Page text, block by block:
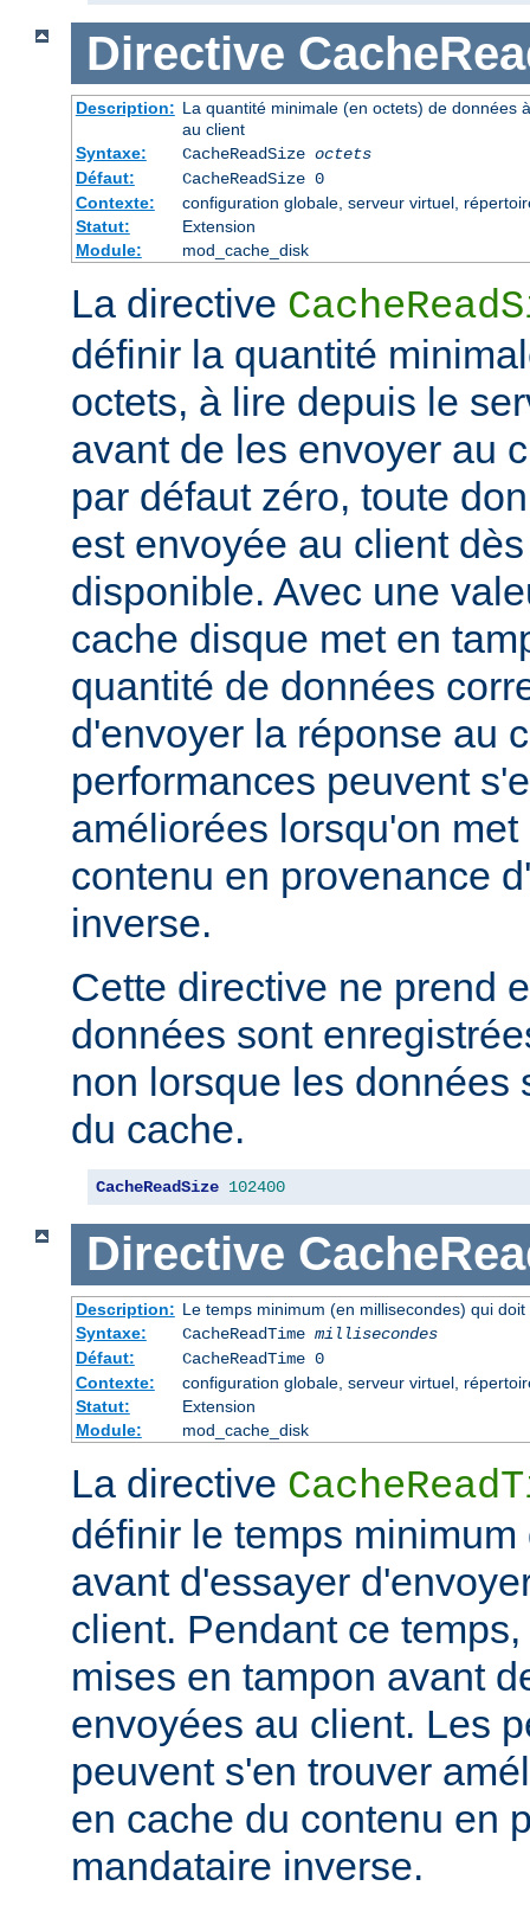
Directive
Description: La quantité minimale (en octets) de données
au client
Syntaxe:
CacheReadSize octets
Défaut:
CacheReadSize 0
Contexte:
configuration globale, serveur virtuel,
Statut:
Extension
Module:
mod_cache_disk
La directive
définir la quantité
octets, à lire depuis le
avant de les envoyer au
par défaut zéro, toute
est envoyée au client
disponible. Avec une
cache disque met en
quantité de données
d'envoyer la réponse au
performances peuvent
améliorées lorsqu'on
contenu en provenance
inverse.
Cette directive ne prend
données sont
non lorsque les données
du cache.
CacheReadSize 102400
Directive
Description: Le temps minimum (en millisecondes) qui
Syntaxe:
CacheReadTime millisecondes
Défaut:
CacheReadTime 0
Contexte:
configuration globale, serveur virtuel,
Statut:
Extension
Module:
mod_cache_disk
La directive
définir le temps
avant d'essayer
client. Pendant ce
mises en tampon avant
envoyées au client. Les
peuvent s'en trouver
en cache du contenu en
mandataire inverse.